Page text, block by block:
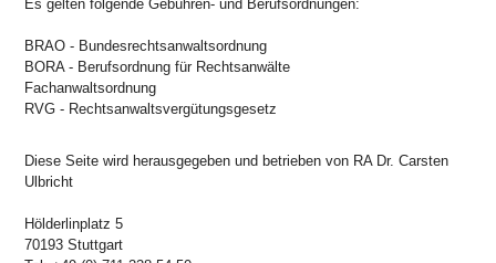
Es gelten folgende Gebühren- und Berufsordnungen:
BRAO - Bundesrechtsanwaltsordnung
BORA - Berufsordnung für Rechtsanwälte
Fachanwaltsordnung
RVG - Rechtsanwaltsvergütungsgesetz
Diese Seite wird herausgegeben und betrieben von RA Dr. Carsten
Ulbricht
Hölderlinplatz 5
70193 Stuttgart